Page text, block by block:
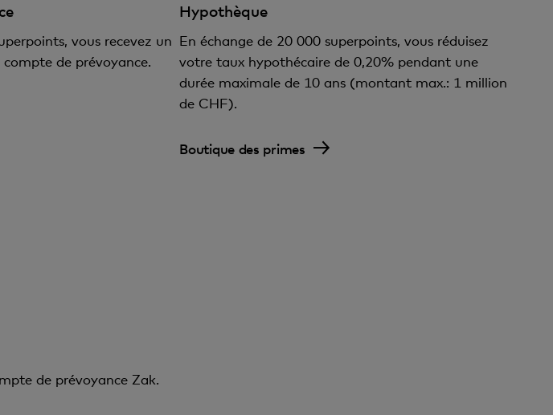
vous recevez un
de prévoyance.
Hypothèque
En échange de 20 000 superpoints, vous réduisez
votre taux hypothécaire de 0,20% pendant une
durée maximale de 10 ans (montant max.: 1 million
de CHF).
Boutique des primes
de prévoyance Zak.